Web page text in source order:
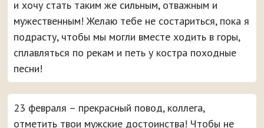
и хочу стать таким же сильным, отважным и
мужественным! Желаю тебе не состариться, пока я
подрасту, чтобы мы могли вместе ходить в горы,
сплавляться по рекам и петь у костра походные
песни!
23 февраля – прекрасный повод, коллега,
отметить твои мужские достоинства! Чтобы не